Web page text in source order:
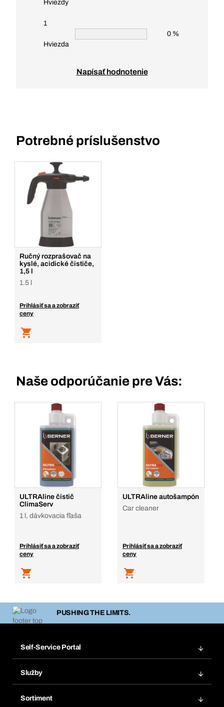
Hviezdy
1
Hviezda
0 %
Napísať hodnotenie
Potrebné príslušenstvo
Ručný rozprašovač na
kyslé, acidické čističe,
1,5 l
1.5 l
Prihlásiť sa a zobraziť
ceny
Naše odporúčanie pre Vás:
ULTRAline čistič
ClimaServ
1 l, dávkovacia fľaša
Prihlásiť sa a zobraziť
ceny
ULTRAline autošampón
Car cleaner
Prihlásiť sa a zobraziť
ceny
PUSHING THE LIMITS.
Self-Service Portal
Obľúbené
Služby
Sortiment